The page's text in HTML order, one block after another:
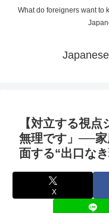
What do foreigners want to
【対立する視
無理です」──
面する“出口な
X